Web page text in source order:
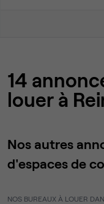
14
louer à
Nos autres
d'espaces de
NOS BUREAUX À LOUER